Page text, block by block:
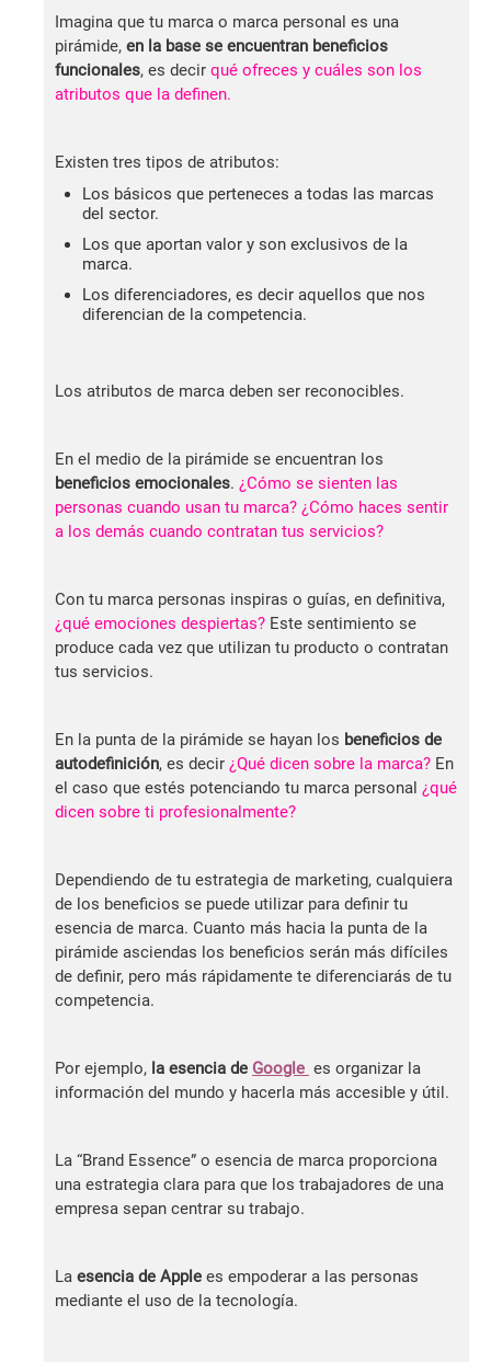
Imagina que tu marca o marca personal es una
pirámide, en la base se encuentran beneficios
funcionales, es decir qué ofreces y cuáles son los
atributos que la definen.
Existen tres tipos de atributos:
Los básicos que perteneces a todas las marcas
del sector.
Los que aportan valor y son exclusivos de la
marca.
Los diferenciadores, es decir aquellos que nos
diferencian de la competencia.
Los atributos de marca deben ser reconocibles.
En el medio de la pirámide se encuentran los
beneficios emocionales. ¿Cómo se sienten las
personas cuando usan tu marca? ¿Cómo haces sentir
a los demás cuando contratan tus servicios?
Con tu marca personas inspiras o guías, en definitiva,
¿qué emociones despiertas? Este sentimiento se
produce cada vez que utilizan tu producto o contratan
tus servicios.
En la punta de la pirámide se hayan los beneficios de
autodefinición, es decir ¿Qué dicen sobre la marca? En
el caso que estés potenciando tu marca personal ¿qué
dicen sobre ti profesionalmente?
Dependiendo de tu estrategia de marketing, cualquiera
de los beneficios se puede utilizar para definir tu
esencia de marca. Cuanto más hacia la punta de la
pirámide asciendas los beneficios serán más difíciles
de definir, pero más rápidamente te diferenciarás de tu
competencia.
Por ejemplo, la esencia de Google es organizar la
información del mundo y hacerla más accesible y útil.
La “Brand Essence” o esencia de marca proporciona
una estrategia clara para que los trabajadores de una
empresa sepan centrar su trabajo.
La esencia de Apple es empoderar a las personas
mediante el uso de la tecnología.